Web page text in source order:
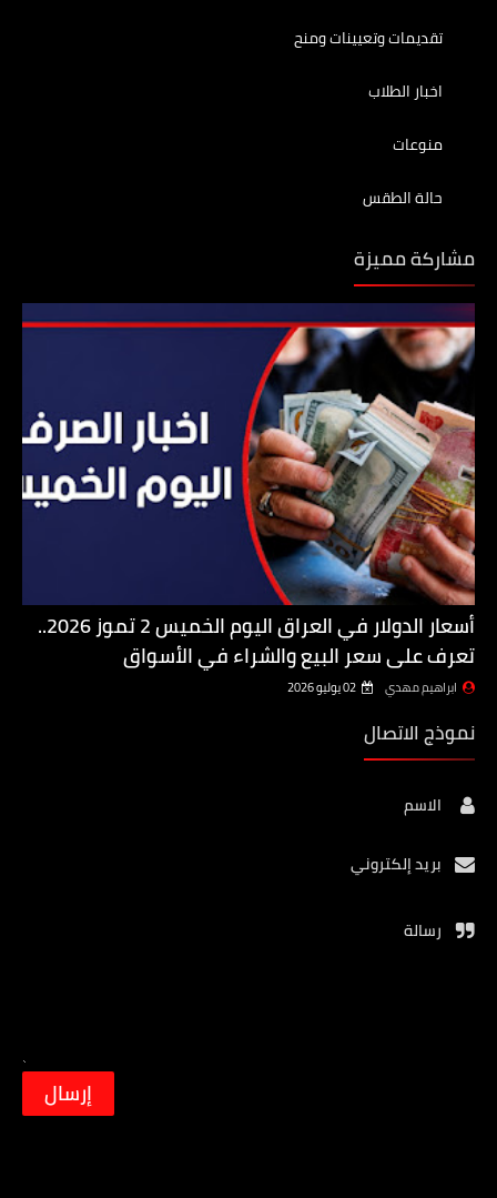
تقديمات وتعيينات ومنح
اخبار الطلاب
منوعات
حالة الطقس
مشاركة مميزة
أسعار الدولار في العراق اليوم الخميس 2 تموز 2026..
تعرف على سعر البيع والشراء في الأسواق
ابراهيم مهدي 02 يوليو 2026
نموذج الاتصال
الاسم
بريد إلكتروني
رسالة